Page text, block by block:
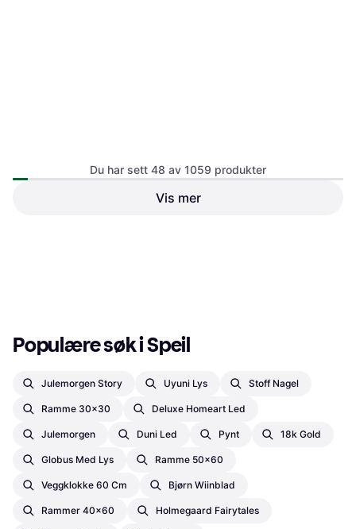
Montana Mini MSQ MirrorDu har sett 48 av 1059 produkter
Vis mer
Populære søk i Speil
Julemorgen Story Uyuni Lys Stoff Nagel
Ramme 30x30 Deluxe Homeart Led
Julemorgen Duni Led Pynt 18k Gold
Globus Med Lys Ramme 50x60
Veggklokke 60 Cm Bjørn Wiinblad
Rammer 40x60 Holmegaard Fairytales